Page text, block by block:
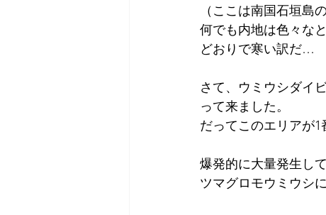
日常話し 予約状況
（ここは南国石垣島
何でも内地は色々な
どおりで寒い訳だ…
さて、ウミウシダイ
って来ました。
だってこのエリアが1
爆発的に大量発生し
ツマグロモウミウシ